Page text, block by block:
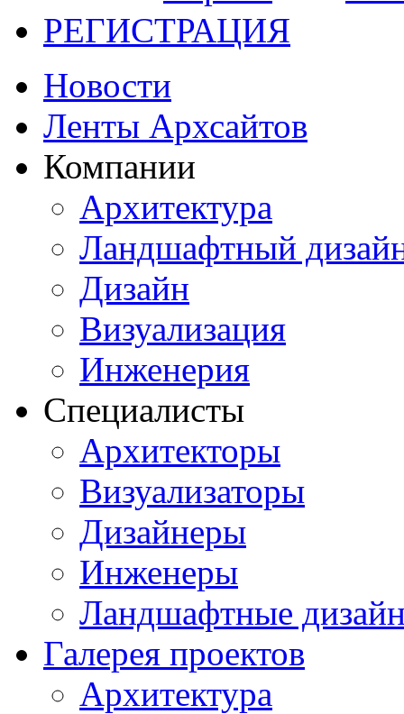
РЕГИСТРАЦИЯ
Новости
Ленты Архсайтов
Компании
Архитектура
Ландшафтный
Дизайн
Визуализация
Инженерия
Специалисты
Архитекторы
Визуализаторы
Дизайнеры
Инженеры
Ландшафтные
Галерея проектов
Архитектура